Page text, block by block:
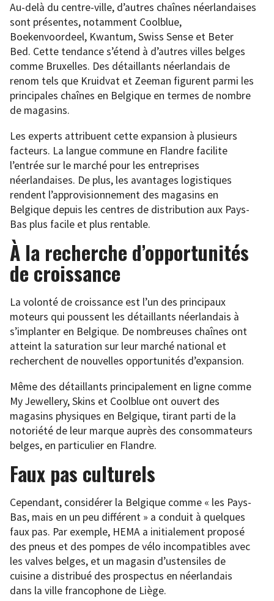
Au-delà du centre-ville, d’autres chaînes néerlandaises
sont présentes, notamment Coolblue,
Boekenvoordeel, Kwantum, Swiss Sense et Beter
Bed. Cette tendance s’étend à d’autres villes belges
comme Bruxelles. Des détaillants néerlandais de
renom tels que Kruidvat et Zeeman figurent parmi les
principales chaînes en Belgique en termes de nombre
de magasins.
Les experts attribuent cette expansion à plusieurs
facteurs. La langue commune en Flandre facilite
l’entrée sur le marché pour les entreprises
néerlandaises. De plus, les avantages logistiques
rendent l’approvisionnement des magasins en
Belgique depuis les centres de distribution aux Pays-
Bas plus facile et plus rentable.
À la recherche d’opportunités
de croissance
La volonté de croissance est l’un des principaux
moteurs qui poussent les détaillants néerlandais à
s’implanter en Belgique. De nombreuses chaînes ont
atteint la saturation sur leur marché national et
recherchent de nouvelles opportunités d’expansion.
Même des détaillants principalement en ligne comme
My Jewellery, Skins et Coolblue ont ouvert des
magasins physiques en Belgique, tirant parti de la
notoriété de leur marque auprès des consommateurs
belges, en particulier en Flandre.
Faux pas culturels
Cependant, considérer la Belgique comme « les Pays-
Bas, mais en un peu différent » a conduit à quelques
faux pas. Par exemple, HEMA a initialement proposé
des pneus et des pompes de vélo incompatibles avec
les valves belges, et un magasin d’ustensiles de
cuisine a distribué des prospectus en néerlandais
dans la ville francophone de Liège.